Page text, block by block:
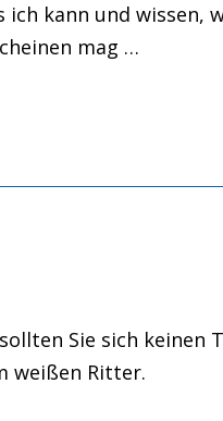
kann und wissen,
mag …
Sie sich keinen
weißen Ritter.